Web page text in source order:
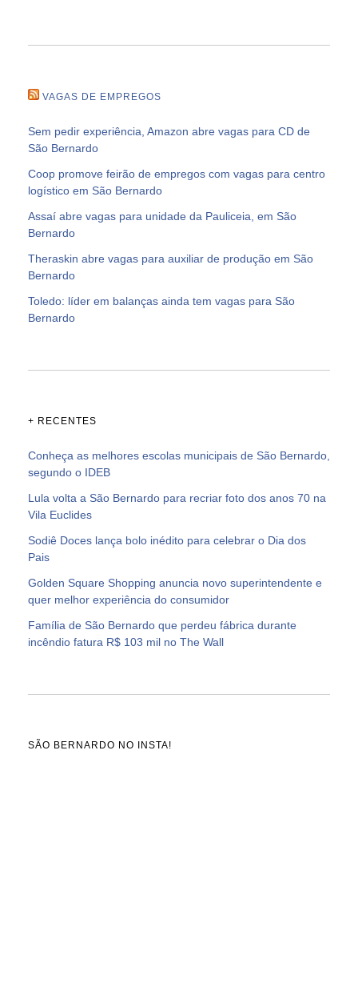
VAGAS DE EMPREGOS
Sem pedir experiência, Amazon abre vagas para CD de
São Bernardo
Coop promove feirão de empregos com vagas para centro
logístico em São Bernardo
Assaí abre vagas para unidade da Pauliceia, em São
Bernardo
Theraskin abre vagas para auxiliar de produção em São
Bernardo
Toledo: líder em balanças ainda tem vagas para São
Bernardo
+ RECENTES
Conheça as melhores escolas municipais de São Bernardo,
segundo o IDEB
Lula volta a São Bernardo para recriar foto dos anos 70 na
Vila Euclides
Sodiê Doces lança bolo inédito para celebrar o Dia dos
Pais
Golden Square Shopping anuncia novo superintendente e
quer melhor experiência do consumidor
Família de São Bernardo que perdeu fábrica durante
incêndio fatura R$ 103 mil no The Wall
SÃO BERNARDO NO INSTA!